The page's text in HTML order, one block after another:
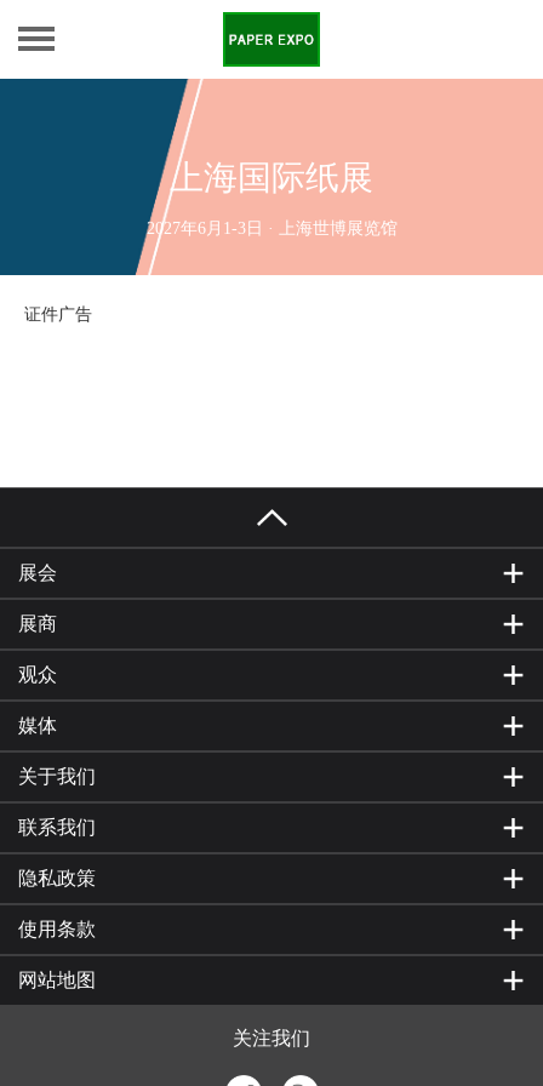
上海国际纸展
2027年6月1-3日 · 上海世博展览馆
证件广告
展会
展商
观众
媒体
关于我们
联系我们
隐私政策
使用条款
网站地图
关注我们